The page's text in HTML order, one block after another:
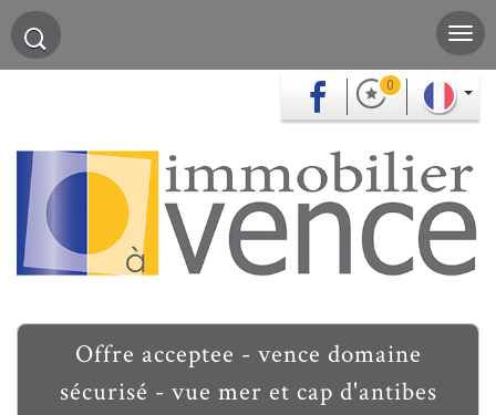
0
offre acceptee - vence domaine
sécurisé - vue mer et cap d'antibes